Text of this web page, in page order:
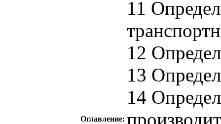
Оглавление:
11
12
13
14